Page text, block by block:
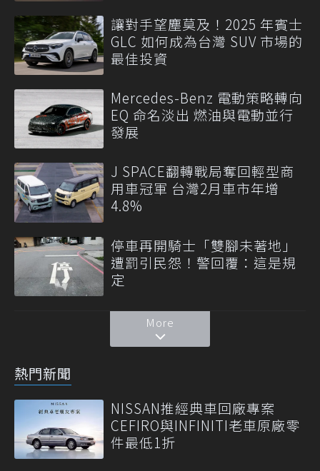
讓對手望塵莫及！2025 年賓士
GLC 如何成為台灣 SUV 市場的
最佳投資
Mercedes-Benz 電動策略轉向
EQ 命名淡出 燃油與電動並行
發展
J SPACE翻轉戰局奪回輕型商
用車冠軍 台灣2月車市年增
4.8%
停車再開騎士「雙腳未著地」
遭罰引民怨！警回覆：這是規
定
More
熱門新聞
NISSAN推經典車回廠專案
CEFIRO與INFINITI老車原廠零
件最低1折